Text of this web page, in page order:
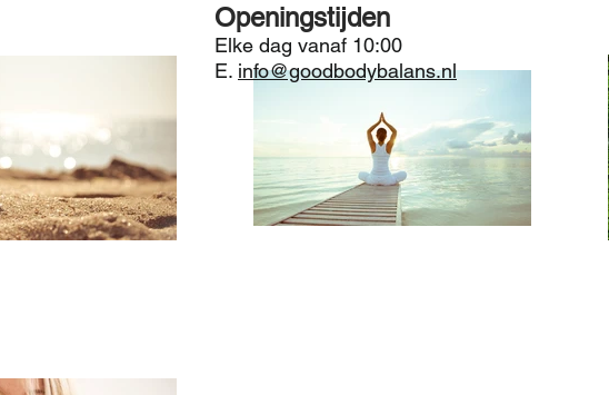
Openingstijden
Elke dag vanaf 10:00
E. info@goodbodybalans.nl